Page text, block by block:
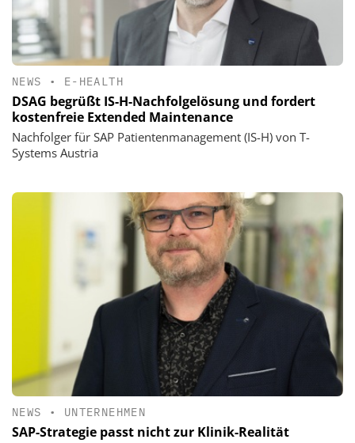
NEWS • E-HEALTH
DSAG begrüßt IS-H-Nachfolgelösung und fordert
kostenfreie Extended Maintenance
Nachfolger für SAP Patientenmanagement (IS-H) von T-
Systems Austria
NEWS • UNTERNEHMEN
SAP-Strategie passt nicht zur Klinik-Realität